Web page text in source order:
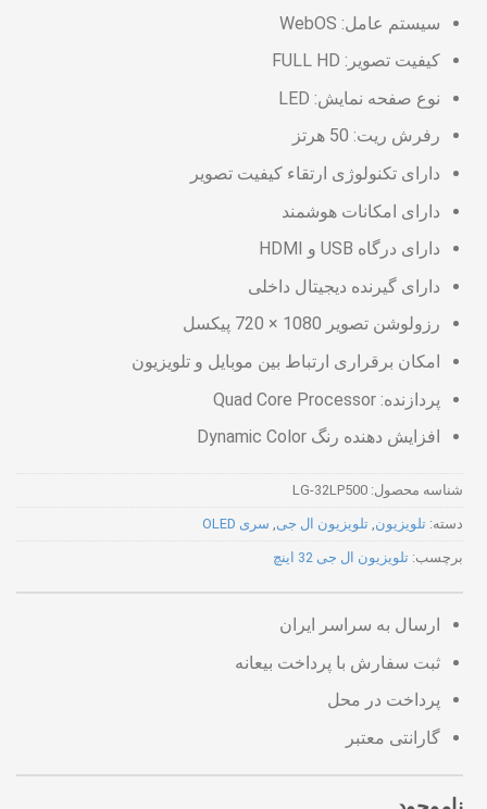
سیستم عامل: WebOS
کیفیت تصویر: FULL HD
نوع صفحه نمایش: LED
رفرش ریت: 50 هرتز
دارای تکنولوژی ارتقاء کیفیت تصویر
دارای امکانات هوشمند
دارای درگاه USB و HDMI
دارای گیرنده دیجیتال داخلی
رزولوشن تصویر 1080 × 720 پیکسل
امکان برقراری ارتباط بین موبایل و تلویزیون
پردازنده: Quad Core Processor
افزایش دهنده رنگ Dynamic Color
شناسه محصول: LG-32LP500
دسته: تلویزیون, تلویزیون ال جی, سری OLED
برچسب: تلویزیون ال جی 32 اینچ
ارسال به سراسر ایران
ثبت سفارش با پرداخت بیعانه
پرداخت در محل
گارانتی معتبر